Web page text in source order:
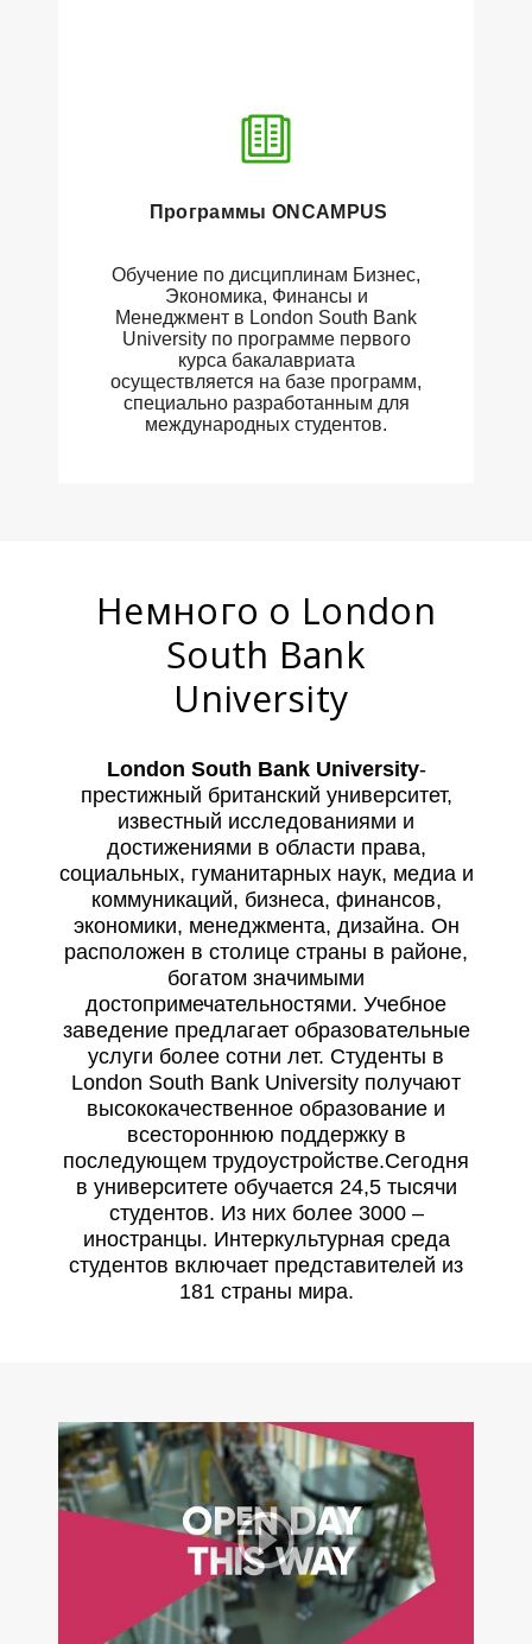
Программы ONCAMPUS
Обучение по дисциплинам Бизнес,
Экономика, Финансы и
Менеджмент в London South Bank
University по программе первого
курса бакалавриата
осуществляется на базе программ,
специально разработанным для
международных студентов.
Немного о London
South Bank
University
London South Bank University-
престижный британский университет,
известный исследованиями и
достижениями в области права,
социальных, гуманитарных наук, медиа и
коммуникаций, бизнеса, финансов,
экономики, менеджмента, дизайна. Он
расположен в столице страны в районе,
богатом значимыми
достопримечательностями. Учебное
заведение предлагает образовательные
услуги более сотни лет. Студенты в
London South Bank University получают
высококачественное образование и
всестороннюю поддержку в
последующем трудоустройстве.Сегодня
в университете обучается 24,5 тысячи
студентов. Из них более 3000 –
иностранцы. Интеркультурная среда
студентов включает представителей из
181 страны мира.